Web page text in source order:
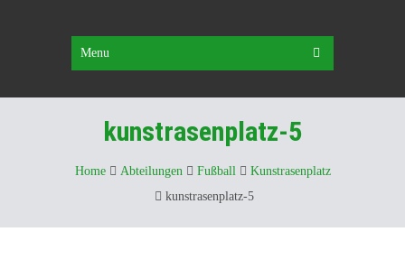
Menu
kunstrasenplatz-5
Home Abteilungen Fußball
Kunstrasenplatz
kunstrasenplatz-5